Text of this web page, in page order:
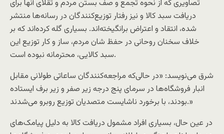
تصاویری که از نحوه تجمع و صف بستن مردم و تقلای آنها برای
دریافت سبد کالا و نیز رفتار توزیع‌کنندگان در رسانه‌ها منتشر
شده، انتقاد و اعتراض برانگیخته‌اند. بسیاری گله کرده‌اند که بر
خلاف سخنان روحانی در حفظ شان مردم، ساز و کار توزیع این
سبد کالایی، محترمانه نبوده است.
شرق می‌نویسد: «در حالی‌که مراجعه‌کنندگان ساعاتی طولانی مقابل
انبار فروشگاه‌ها در سرمای پنج درجه زیر صفر و زیر برف ایستاده
بودند، با برخورد ناشایست متصدیان توزیع روبرو می‌شدند.»
در عین حال، بسیاری افراد مشمول دریافت کالا به دلیل پیامک‌های